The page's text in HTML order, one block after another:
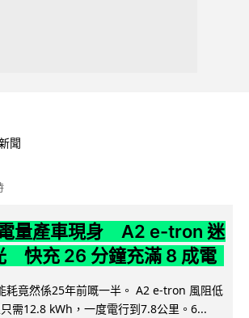
聞
量產車現身 A2 e-tron 迷
快充 26 分鐘充滿 8 成電
耗竟然係25年前嘅一半。 A2 e-tron 風阻低
需12.8 kWh，一度電行到7.8公里。6...